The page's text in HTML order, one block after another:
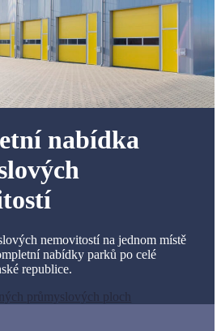
nabídka
nemovitostí na jednom místě
nabídky parků po celé
republice.​
průmyslových ploch